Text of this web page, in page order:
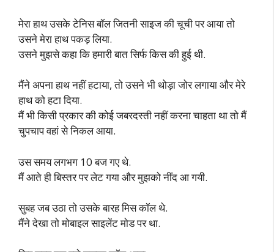
मेरा हाथ उसके टेनिस बॉल जितनी साइज की चूची पर आया तो
उसने मेरा हाथ पकड़ लिया.
उसने मुझसे कहा कि हमारी बात सिर्फ किस की हुई थी.
मैंने अपना हाथ नहीं हटाया, तो उसने भी थोड़ा जोर लगाया और मेरे
हाथ को हटा दिया.
मैं भी किसी प्रकार की कोई जबरदस्ती नहीं करना चाहता था तो मैं
चुपचाप वहां से निकल आया.
उस समय लगभग 10 बज गए थे.
मैं आते ही बिस्तर पर लेट गया और मुझको नींद आ गयी.
सुबह जब उठा तो उसके बारह मिस कॉल थे.
मैंने देखा तो मोबाइल साइलेंट मोड पर था.